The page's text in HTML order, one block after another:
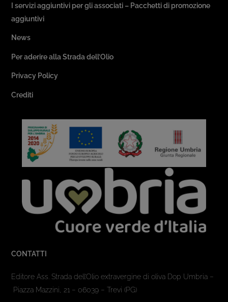
I servizi aggiuntivi per gli associati – Pacchetti di promozione
aggiuntivi
News
Per aderire alla Strada dell’Olio
Privacy Policy
Crediti
CONTATTI
Editore Ass. Strada dell’Olio extravergine di oliva Dop Umbria –
Piazza Mazzini, 21 – 06039 – Trevi (PG)